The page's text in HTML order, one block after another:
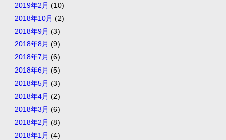
2019年2月 (10)
2018年10月 (2)
2018年9月 (3)
2018年8月 (9)
2018年7月 (6)
2018年6月 (5)
2018年5月 (3)
2018年4月 (2)
2018年3月 (6)
2018年2月 (8)
2018年1月 (4)